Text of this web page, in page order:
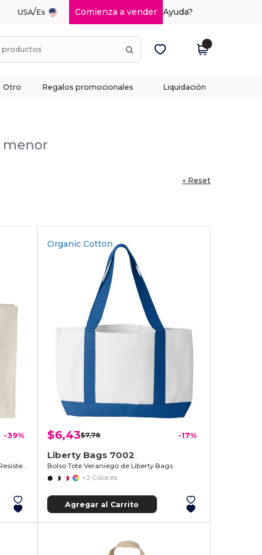
USA/Es Comienza a vender Ayuda?
Otro Regalos promocionales Liquidación
menor
« Reset
-39%
Bolsa de Lona de Algodón con Asas Resistentes
Organic Cotton
$6,43$7,78 -17%
Liberty Bags 7002
Bolso Tote Veraniego de Liberty Bags
+2 Colores
Agregar al Carrito